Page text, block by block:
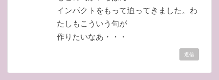
インパクトをもって迫ってきました。わ
たしもこういう句が
作りたいなあ・・・
返信